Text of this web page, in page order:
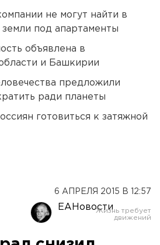
не могут найти в
земли под апартаменты
объявлена в
и Башкирии
предложили
ради планеты
готовиться к затяжной
6 АПРЕЛЯ 2015 В 12:57
ЕАНовости